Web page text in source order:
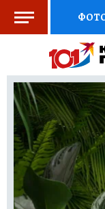
ВСЕ